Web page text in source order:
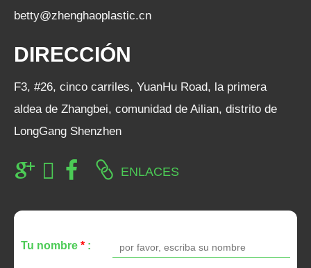
betty@zhenghaoplastic.cn
DIRECCIÓN
F3, #26, cinco carriles, YuanHu Road, la primera
aldea de Zhangbei, comunidad de Ailian, distrito de
LongGang Shenzhen
ENLACES
Tu nombre * :